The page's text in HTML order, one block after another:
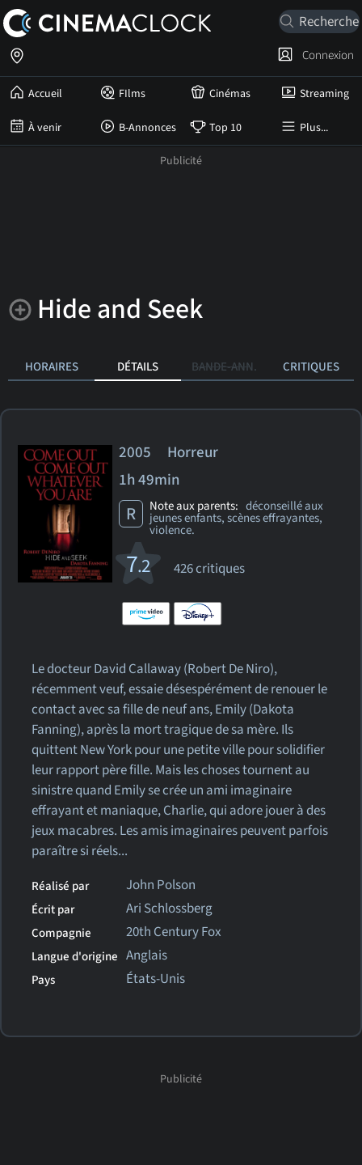
Accueil FIlms Cinémas Streaming
À venir B-Annonces Top 10 Plus...
Connexion
Hide and Seek
HORAIRES DÉTAILS BANDE-ANN. CRITIQUES
2005 Horreur
1h 49min
R Note aux parents: déconseillé aux
jeunes enfants, scènes effrayantes,
violence.
7.2 426 critiques
Le docteur David Callaway (Robert De Niro),
récemment veuf, essaie désespérément de renouer le
contact avec sa fille de neuf ans, Emily (Dakota
Fanning), après la mort tragique de sa mère. Ils
quittent New York pour une petite ville pour solidifier
leur rapport père fille. Mais les choses tournent au
sinistre quand Emily se crée un ami imaginaire
effrayant et maniaque, Charlie, qui adore jouer à des
jeux macabres. Les amis imaginaires peuvent parfois
paraître si réels...
Réalisé par John Polson
Écrit par Ari Schlossberg
Compagnie 20th Century Fox
Langue d'origine Anglais
Pays États-Unis